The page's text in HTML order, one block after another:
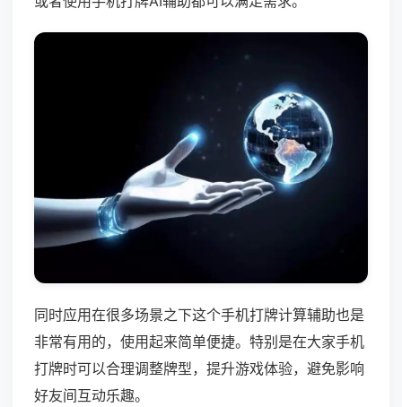
同时应用在很多场景之下这个手机打牌计算辅助也是
非常有用的，使用起来简单便捷。特别是在大家手机
打牌时可以合理调整牌型，提升游戏体验，避免影响
好友间互动乐趣。